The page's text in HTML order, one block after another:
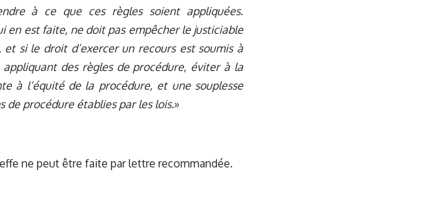
à ce que ces règles soient appliquées.
en est faite, ne doit pas empêcher le justiciable
si le droit d’exercer un recours est soumis à
des règles de procédure, éviter à la
à l’équité de la procédure, et une souplesse
de procédure établies par les lois.»
ne peut être faite par lettre recommandée.